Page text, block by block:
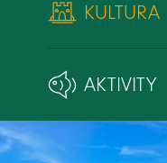
KULTURA
AKTIVITY